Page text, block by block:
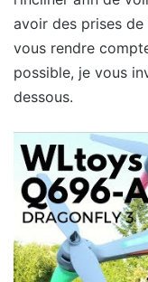
avoir des prises
vous rendre
possible, je vous
dessous.